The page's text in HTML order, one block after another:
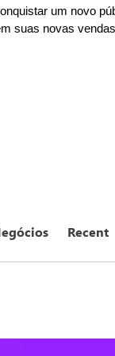
um novo
suas novas
Recent